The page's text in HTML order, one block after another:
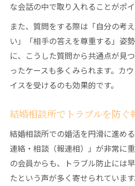
な会話の中で取り入れることがポイ
また、質問をする際は「自分の考
い」「相手の答えを尊重する」姿
に、こうした質問から共通点が見
ったケースも多くみられます。カ
イスを受けるのも効果的です。
結婚相談所でトラブルを防ぐ
結婚相談所での婚活を円滑に進め
連絡・相談（報連相）」が非常に
の会員からも、トラブル防止には
たという声が多く寄せられていま